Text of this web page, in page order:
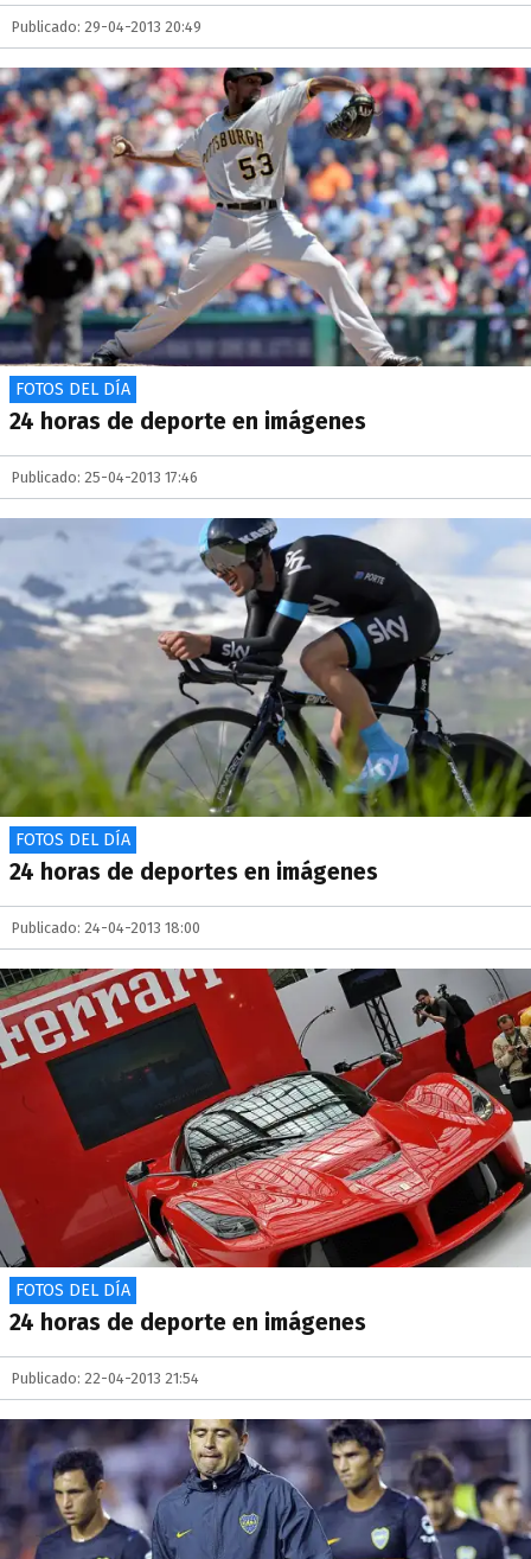
Publicado: 29-04-2013 20:49
FOTOS DEL DÍA
24 horas de deporte en imágenes
Publicado: 25-04-2013 17:46
FOTOS DEL DÍA
24 horas de deportes en imágenes
Publicado: 24-04-2013 18:00
FOTOS DEL DÍA
24 horas de deporte en imágenes
Publicado: 22-04-2013 21:54